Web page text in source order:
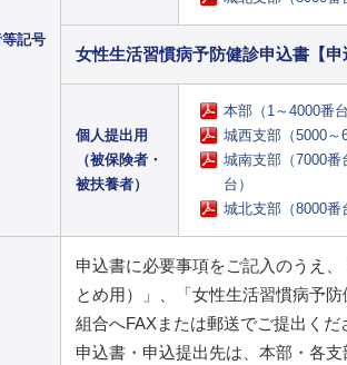
記号
女性生活習慣病予防健診申込書【申
個人提出用
（被保険者・
被扶養者）
本部（1～4000番台
城西支部（5000～
城南支部（7000番
台）
城北支部（8000番
申込書に必要事項をご記入のうえ
とめ用）」、「女性生活習慣病予
組合へFAXまたは郵送でご提出くだ
申込書・申込提出先は、本部・各